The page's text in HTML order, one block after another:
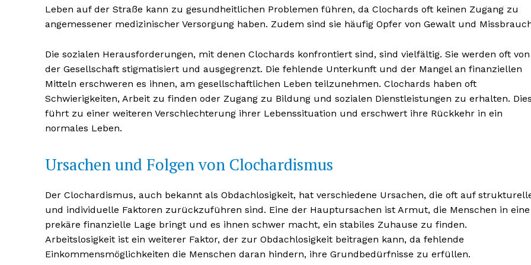
Leben auf der Straße kann zu gesundheitlichen Problemen führen, da Clochards oft keinen Zugang zu
angemessener medizinischer Versorgung haben. Zudem sind sie häufig Opfer von Gewalt und
Die sozialen Herausforderungen, mit denen Clochards konfrontiert sind, sind vielfältig. Sie werden oft von
der Gesellschaft stigmatisiert und ausgegrenzt. Die fehlende Unterkunft und der Mangel an finanziellen
Mitteln erschweren es ihnen, am gesellschaftlichen Leben teilzunehmen. Clochards haben oft
Schwierigkeiten, Arbeit zu finden oder Zugang zu Bildung und sozialen Dienstleistungen zu erhalten. Dies
führt zu einer weiteren Verschlechterung ihrer Lebenssituation und erschwert ihre Rückkehr in ein
normales Leben.
Ursachen und Folgen von Clochardismus
Der Clochardismus, auch bekannt als Obdachlosigkeit, hat verschiedene Ursachen, die oft auf
und individuelle Faktoren zurückzuführen sind. Eine der Hauptursachen ist Armut, die Menschen in eine
prekäre finanzielle Lage bringt und es ihnen schwer macht, ein stabiles Zuhause zu finden.
Arbeitslosigkeit ist ein weiterer Faktor, der zur Obdachlosigkeit beitragen kann, da fehlende
Einkommensmöglichkeiten die Menschen daran hindern, ihre Grundbedürfnisse zu erfüllen.